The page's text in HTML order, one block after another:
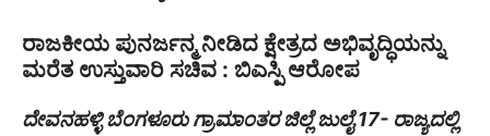
ರಾಜಕೀಯ ಪುನರ್ಜನ್ಮ ನೀಡಿದ ಕ್ಷೇತ್ರದ ಅಭಿವೃದ್ಧಿಯನ್ನು
ಮರೆತ ಉಸ್ತುವಾರಿ ಸಚಿವ : ಬಿಎಸ್ಪಿ ಆರೋಪ
ದೇವನಹಳ್ಳಿ ಬೆಂಗಳೂರು ಗ್ರಾಮಾಂತರ ಜಿಲ್ಲೆ ಜುಲೈ 17- ರಾಜ್ಯದಲ್ಲಿ